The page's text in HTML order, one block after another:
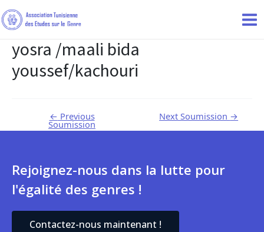
yosra /maali bida
youssef/kachouri
← Previous
Soumission
Next Soumission →
Rejoignez-nous dans la lutte pour
l'égalité des genres !
Contactez-nous maintenant !